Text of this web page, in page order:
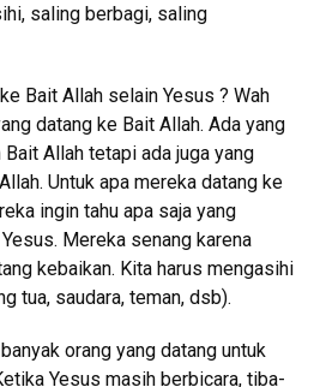
saling berbagi, saling
Bait Allah selain Yesus ? Wah
datang ke Bait Allah. Ada yang
Allah tetapi ada juga yang
Untuk apa mereka datang ke
ingin tahu apa saja yang
Mereka senang karena
kebaikan. Kita harus mengasihi
tua, saudara, teman, dsb).
orang yang datang untuk
Yesus masih berbicara, tiba-